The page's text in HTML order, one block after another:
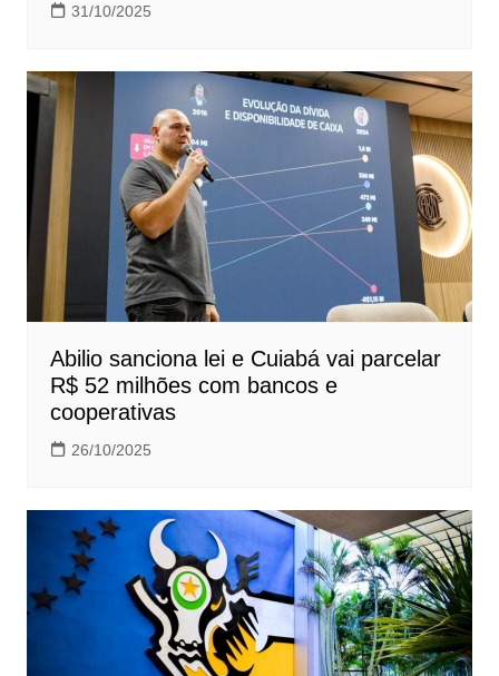
31/10/2025
Abilio sanciona lei e Cuiabá vai parcelar
R$ 52 milhões com bancos e
cooperativas
26/10/2025